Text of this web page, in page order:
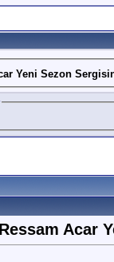
Yeni Sezon
Ressam Acar